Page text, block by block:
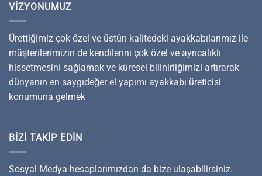
VIZYONUMUZ
Ürettiğimiz çok özel ve üstün kalitedeki ayakkabılarımız ile
müşterilerimizin de kendilerini çok özel ve ayrıcalıklı
hissetmesini sağlamak ve küresel bilinirliğimizi artırarak
dünyanın en saygıdeğer el yapımı ayakkabı üreticisi
konumuna gelmek
BIZI TAKIP EDIN
Sosyal Medya hesaplarımızdan da bize ulaşabilirsiniz.